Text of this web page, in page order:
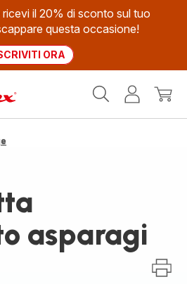
il 20% di sconto sul tuo
questa occasione!
ORA
Il
asparagi